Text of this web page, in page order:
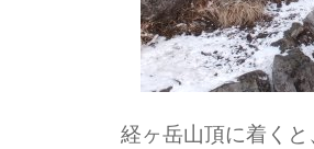
経ヶ岳山頂に着く